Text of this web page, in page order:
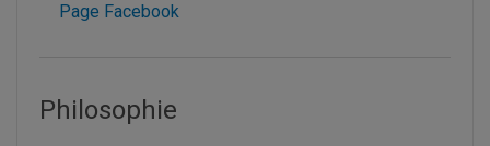
Page Facebook
Philosophie